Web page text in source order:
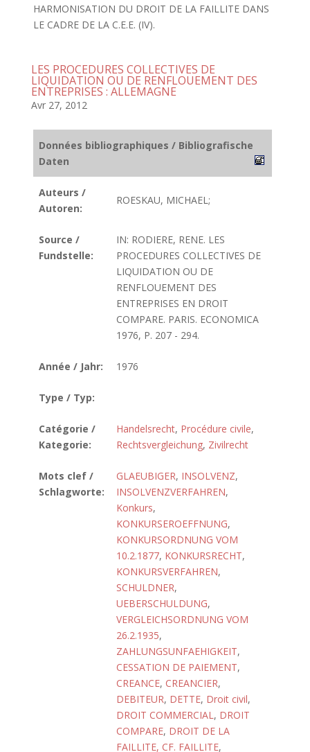
HARMONISATION DU DROIT DE LA FAILLITE DANS
LE CADRE DE LA C.E.E. (IV).
LES PROCEDURES COLLECTIVES DE
LIQUIDATION OU DE RENFLOUEMENT DES
ENTREPRISES : ALLEMAGNE
Avr 27, 2012
Données bibliographiques / Bibliografische
Daten
Auteurs /
Autoren:
ROESKAU, MICHAEL;
Source /
Fundstelle:
IN: RODIERE, RENE. LES
PROCEDURES COLLECTIVES DE
LIQUIDATION OU DE
RENFLOUEMENT DES
ENTREPRISES EN DROIT
COMPARE. PARIS. ECONOMICA
1976, P. 207 - 294.
Année / Jahr: 1976
Type / Typ:
Catégorie /
Kategorie:
Handelsrecht, Procédure civile,
Rechtsvergleichung, Zivilrecht
Mots clef /
Schlagworte:
GLAEUBIGER, INSOLVENZ,
INSOLVENZVERFAHREN,
Konkurs,
KONKURSEROEFFNUNG,
KONKURSORDNUNG VOM
10.2.1877, KONKURSRECHT,
KONKURSVERFAHREN,
SCHULDNER,
UEBERSCHULDUNG,
VERGLEICHSORDNUNG VOM
26.2.1935,
ZAHLUNGSUNFAEHIGKEIT,
CESSATION DE PAIEMENT,
CREANCE, CREANCIER,
DEBITEUR, DETTE, Droit civil,
DROIT COMMERCIAL, DROIT
COMPARE, DROIT DE LA
FAILLITE, CF. FAILLITE,